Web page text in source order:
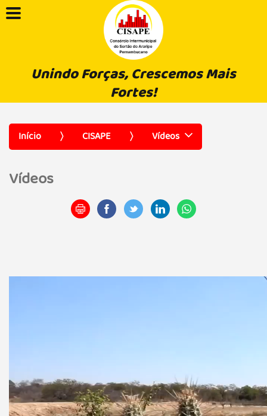
Unindo Forças, Crescemos Mais
Fortes!
Início CISAPE Vídeos
Vídeos